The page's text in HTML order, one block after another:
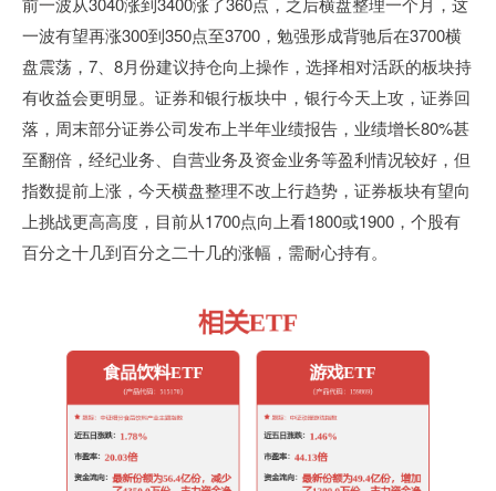
一波有望再涨300到350点至3700，勉强形成背驰后在3700横
盘震荡，7、8月份建议持仓向上操作，选择相对活跃的板块持
有收益会更明显。证券和银行板块中，银行今天上攻，证券回
落，周末部分证券公司发布上半年业绩报告，业绩增长80%甚
至翻倍，经纪业务、自营业务及资金业务等盈利情况较好，但
指数提前上涨，今天横盘整理不改上行趋势，证券板块有望向
上挑战更高高度，目前从1700点向上看1800或1900，个股有
百分之十几到百分之二十几的涨幅，需耐心持有。